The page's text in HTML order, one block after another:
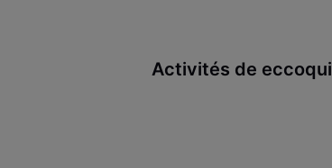
Activités de eccoqui